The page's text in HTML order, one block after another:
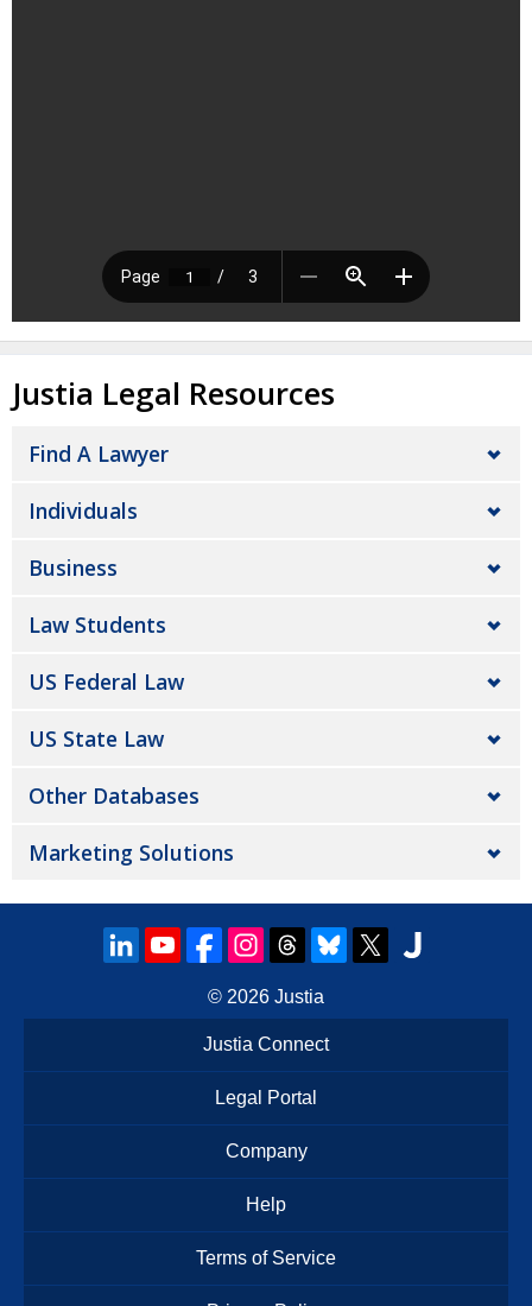
Justia Legal Resources
Find A Lawyer
Individuals
Business
Law Students
US Federal Law
US State Law
Other Databases
Marketing Solutions
© 2026 Justia
Justia Connect
Legal Portal
Company
Help
Terms of Service